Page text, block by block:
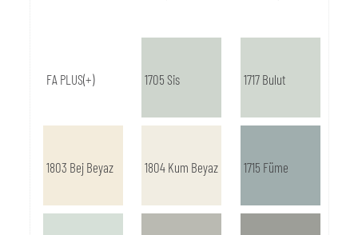
FA PLUS(+) 1705 Sis 1717 Bulut
1803 Bej Beyaz 1804 Kum Beyaz 1715 Füme